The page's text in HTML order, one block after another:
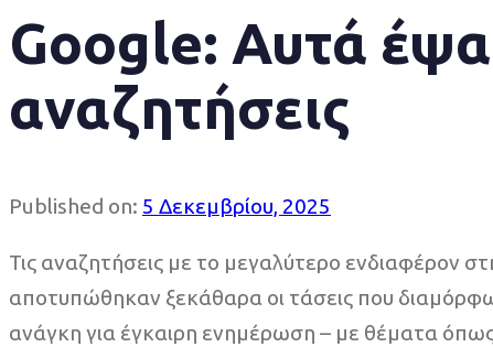
Google: Αυτά
αναζητήσεις
Published on: 5 Δεκεμβρίου, 2025
Τις αναζητήσεις με το μεγαλύτερο ενδιαφέρον
αποτυπώθηκαν ξεκάθαρα οι τάσεις που
ανάγκη για έγκαιρη ενημέρωση – με θέματα